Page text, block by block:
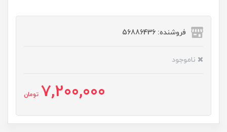
فروشنده: 56886436
ناموجود
7,200,000 تومان